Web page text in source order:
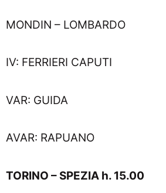
MONDIN – LOMBARDO
IV: FERRIERI CAPUTI
VAR: GUIDA
AVAR: RAPUANO
TORINO – SPEZIA h. 15.00